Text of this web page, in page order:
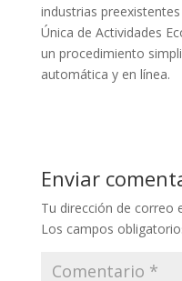
industrias
Única de Actividades
un procedimiento
automática y en línea.
Enviar
Tu dirección de correo
Los campos